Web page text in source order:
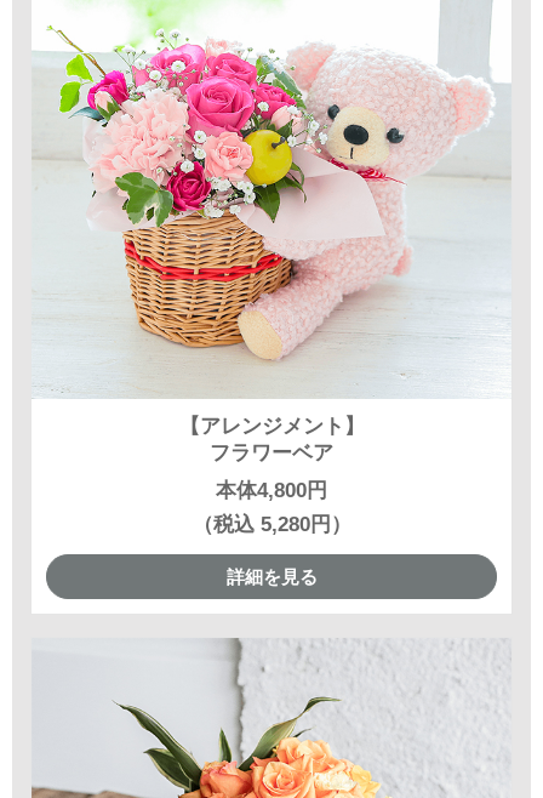
【アレンジメント】
フラワーベア
本体4,800円
（税込 5,280円）
詳細を見る